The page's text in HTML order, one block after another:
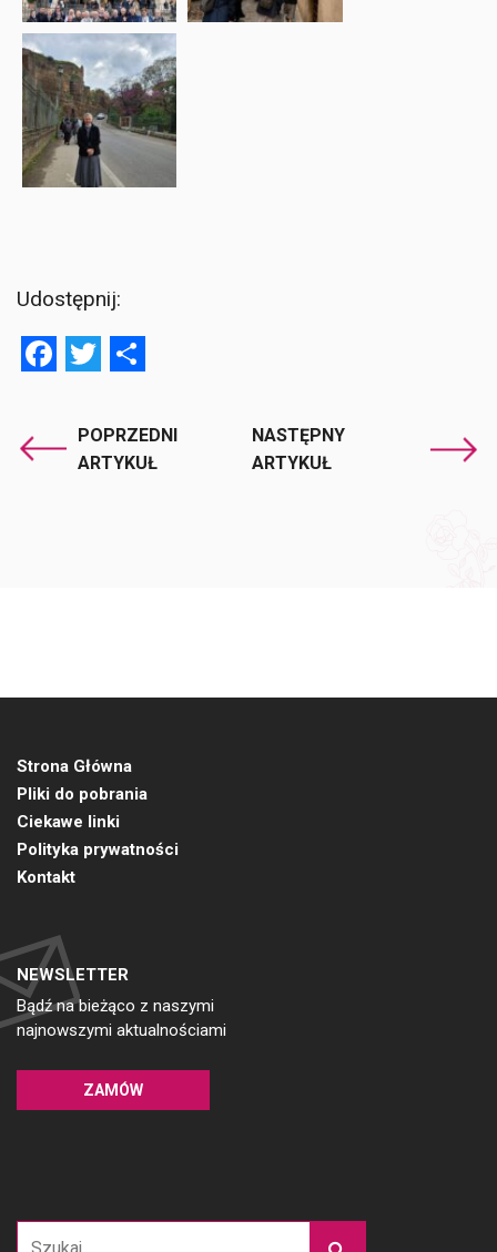
Udostępnij:
Facebook
Twitter
POPRZEDNI
ARTYKUŁ
NASTĘPNY
ARTYKUŁ
Strona Główna
Pliki do pobrania
Ciekawe linki
Polityka prywatności
Kontakt
NEWSLETTER
Bądź na bieżąco z naszymi
najnowszymi aktualnościami
ZAMÓW